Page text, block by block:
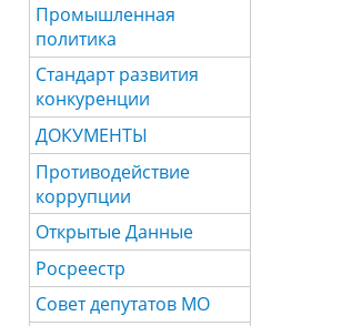
Промышленная
политика
Стандарт развития
конкуренции
ДОКУМЕНТЫ
Противодействие
коррупции
Открытые Данные
Росреестр
Совет депутатов МО